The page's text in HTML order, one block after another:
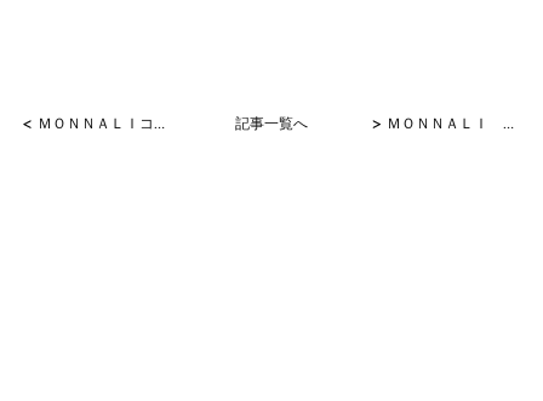
< ＭＯＮＮＡＬＩコンテスト 発毛部門 最優秀賞２ 記事一覧へ > ＭＯＮＮＡＬＩ プラチナソープ